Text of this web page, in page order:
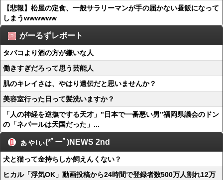
【悲報】松屋の定食、一般サラリーマンが手の届かない昼飯になって
しまうwwwwww
がーるずレポート
タバコより酒の方が嫌いな人
働きすぎだろって思う芸能人
肌のキレイさは、やはり遺伝だと思いませんか？
美容室行った日って髪洗いますか？
「人の神経を逆撫でする天才」”日本で一番悪い男”福岡県議会のドン
の「ネパールは天国だった」...
ぁゃιぃ(*ﾟーﾟ)NEWS 2nd
犬と猫って金持ちしか飼えんくない？
ヒカル「浮気OK」動画投稿から24時間で登録者数500万人割れ12万